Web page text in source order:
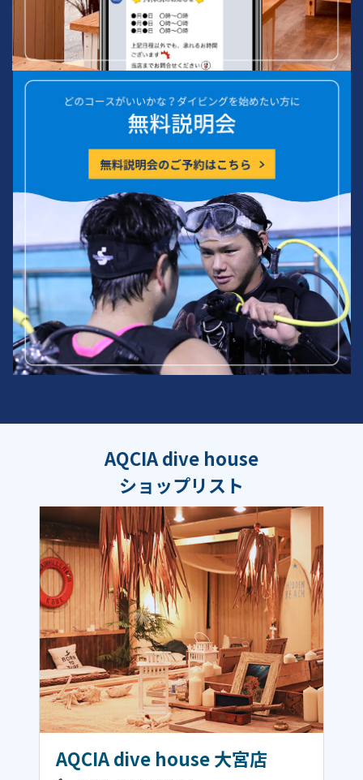
AQCIA dive house
ショップリスト
AQCIA dive house 大宮店